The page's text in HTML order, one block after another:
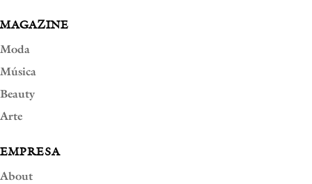
MAGAZINE
Moda
Música
Beauty
Arte
EMPRESA
About